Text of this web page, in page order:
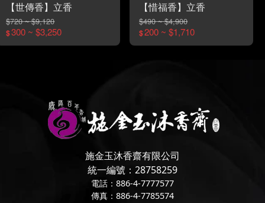
【世傳香】立香
$720 ~ $9,120
$300 ~ $3,250
【惜福香】立香
$490 ~ $4,900
$200 ~ $1,710
施金玉沐香齋有限公司
統一編號：28758259
電話：886-4-7777577
傳真：886-4-7785574